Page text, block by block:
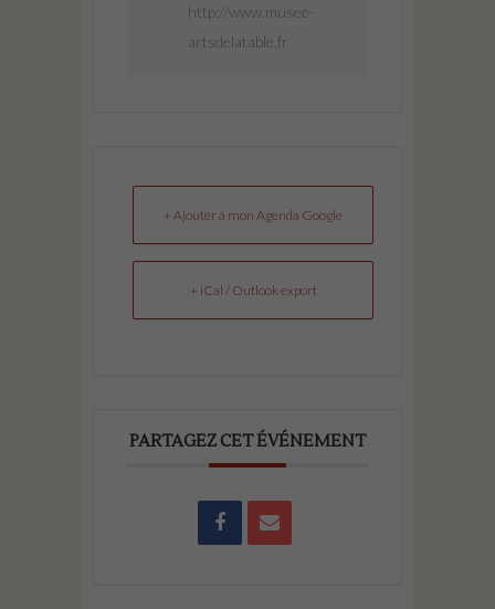
http://www.musee-
artsdelatable.fr
+ Ajouter à mon Agenda Google
+ iCal / Outlook export
PARTAGEZ CET ÉVÉNEMENT